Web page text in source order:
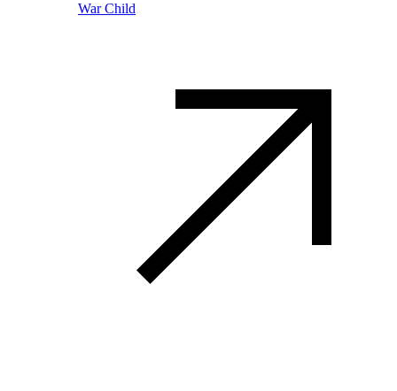
War Child